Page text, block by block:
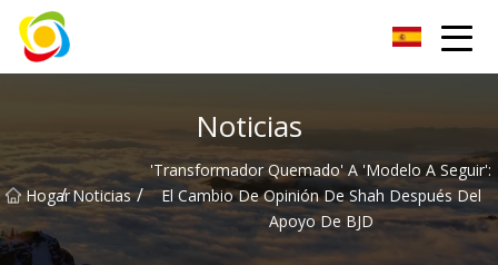
Noticias
Hogar
/ Noticias /
'Transformador Quemado' A 'modelo A Seguir':
El Cambio De Opinión De Shah Después Del
Apoyo De BJD